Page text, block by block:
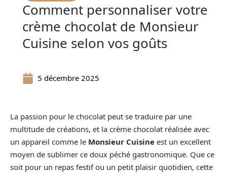
Comment personnaliser votre
crème chocolat de Monsieur
Cuisine selon vos goûts
5 décembre 2025
La passion pour le chocolat peut se traduire par une
multitude de créations, et la crème chocolat réalisée avec
un appareil comme le Monsieur Cuisine est un excellent
moyen de sublimer ce doux péché gastronomique. Que ce
soit pour un repas festif ou un petit plaisir quotidien, cette